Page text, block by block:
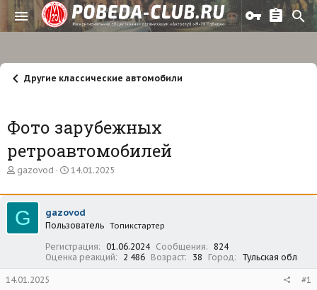
Другие классические автомобили
Фото зарубежных
ретроавтомобилей
А
т
о
р
т
gazovod
Д
т
н
а
а
л
а
14.01.2025
G gazovod
Пользователь Топикстартер
Регистрация 01.06.2024 Сообщения
824
Оценка реакций
2 486 Возраст 38 Город Тульская обл
14.01.2025 #1